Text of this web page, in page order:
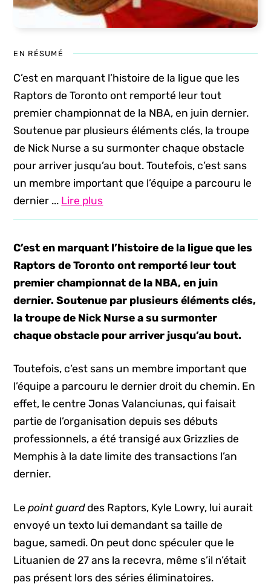
EN RÉSUMÉ
C’est en marquant l’histoire de la ligue que les
Raptors de Toronto ont remporté leur tout
premier championnat de la NBA, en juin dernier.
Soutenue par plusieurs éléments clés, la troupe
de Nick Nurse a su surmonter chaque obstacle
pour arriver jusqu’au bout. Toutefois, c’est sans
un membre important que l’équipe a parcouru le
dernier ... Lire plus
C’est en marquant l’histoire de la ligue que les
Raptors de Toronto ont remporté leur tout
premier championnat de la NBA, en juin
dernier. Soutenue par plusieurs éléments clés,
la troupe de Nick Nurse a su surmonter
chaque obstacle pour arriver jusqu’au bout.
Toutefois, c’est sans un membre important que
l’équipe a parcouru le dernier droit du chemin. En
effet, le centre Jonas Valanciunas, qui faisait
partie de l’organisation depuis ses débuts
professionnels, a été transigé aux Grizzlies de
Memphis à la date limite des transactions l’an
dernier.
Lepoint guarddes Raptors, Kyle Lowry, lui aurait
envoyé un texto lui demandant sa taille de
bague, samedi. On peut donc spéculer que le
Lituanien de 27 ans la recevra, même s’il n’était
pas présent lors des séries éliminatoires.